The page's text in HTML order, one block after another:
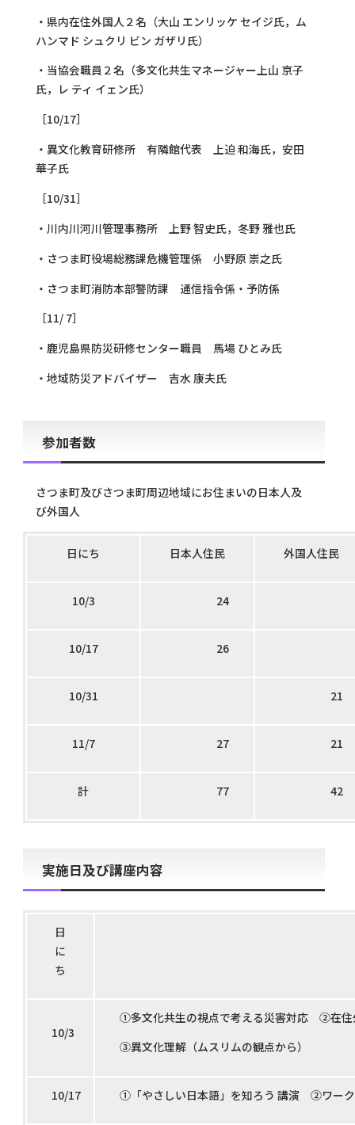
・県内在住外国人２名（大山 エンリッケ セイジ氏，ム
ハンマド シュクリ ビン ガザリ氏）
・当協会職員２名（多文化共生マネージャー上山 京子
氏， レ ティ イェン氏）
［10/17］
・異文化教育研修所 有隣館代表 上迫 和海氏，安田
華子氏
［10/31］
・川内川河川管理事務所 上野 智史氏，冬野 雅也氏
・さつま町役場総務課危機管理係 小野原 崇之氏
・さつま町消防本部警防課 通信指令係・予防係
［11/ 7］
・鹿児島県防災研修センター職員 馬場 ひとみ氏
・地域防災アドバイザー 吉水 康夫氏
参加者数
さつま町及びさつま町周辺地域にお住まいの日本人及
び外国人
日にち 日本人住民 外国人住民
10/3 24
10/17 26
10/31 21
11/7 27 21
計 77 42
実施日及び講座内容
日
に
ち
10/3
①多文化共生の視点で考える災害対応 ②在住
③異文化理解（ムスリムの観点から）
10/17 ①「やさしい日本語」を知ろう 講演 ②ワー